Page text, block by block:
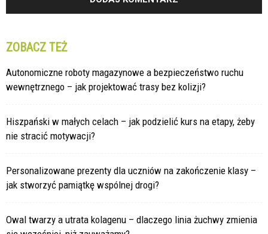
ZOBACZ TEŻ
Autonomiczne roboty magazynowe a bezpieczeństwo ruchu
wewnętrznego – jak projektować trasy bez kolizji?
Hiszpański w małych celach – jak podzielić kurs na etapy, żeby
nie stracić motywacji?
Personalizowane prezenty dla uczniów na zakończenie klasy –
jak stworzyć pamiątkę wspólnej drogi?
Owal twarzy a utrata kolagenu – dlaczego linia żuchwy zmienia